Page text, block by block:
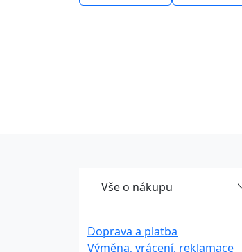
Vše o nákupu
Doprava a platba
Výměna, vrácení, reklamace